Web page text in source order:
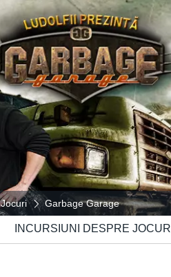
Jocuri Garbage Garage
INCURSIUNI DESPRE JOCURI